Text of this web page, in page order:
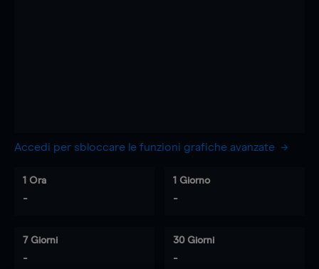
Accedi per sbloccare le funzioni grafiche avanzate
1 Ora
-
1 Giorno
-
7 Giorni
-
30 Giorni
-